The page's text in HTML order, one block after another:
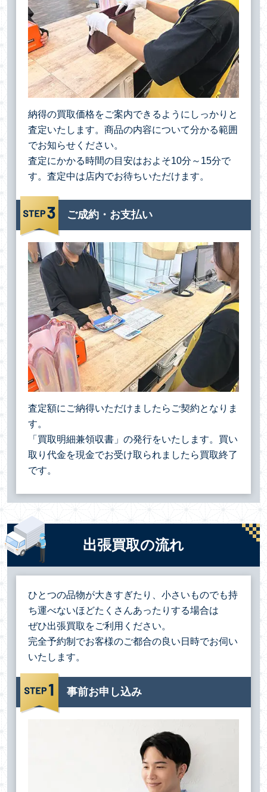
納得の買取価格をご案内できるようにしっかりと
査定いたします。商品の内容について分かる範囲
でお知らせください。
査定にかかる時間の目安はおよそ10分～15分で
す。査定中は店内でお待ちいただけます。
ご成約・お支払い
査定額にご納得いただけましたらご契約となりま
す。
「買取明細兼領収書」の発行をいたします。買い
取り代金を現金でお受け取られましたら買取終了
です。
出張買取の流れ
ひとつの品物が大きすぎたり、小さいものでも持
ち運べないほどたくさんあったりする場合は
ぜひ出張買取をご利用ください。
完全予約制でお客様のご都合の良い日時でお伺い
いたします。
事前お申し込み